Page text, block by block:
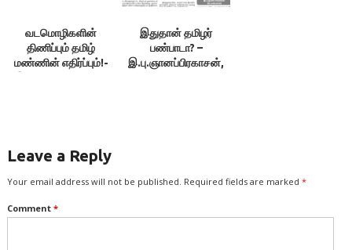
வடமொழிகளின்
திணிப்பும் தமிழ்
மண்ணின் எதிர்ப்பும்!-
இதுதான் தமிழர்
பண்பாடா? –
இ.பு.ஞானப்பிரகாசன்,
Leave a Reply
Your email address will not be published. Required fields are marked *
Comment *